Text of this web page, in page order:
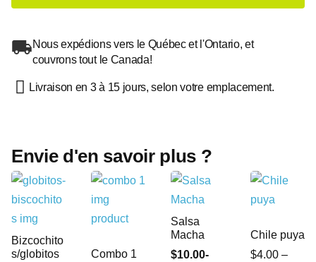
Nous expédions vers le Québec et l'Ontario, et
couvrons tout le Canada!
Livraison en 3 à 15 jours, selon votre emplacement.
Envie d'en savoir plus ?
Bizcochito
s/globitos
Combo 1
Salsa
Macha
$10.00-
Chile puya
$4.00 –